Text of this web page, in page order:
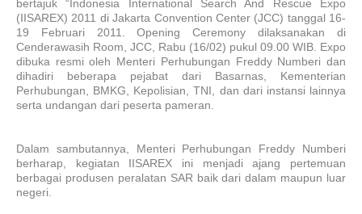
bertajuk “Indonesia International Search And Rescue Expo
(IISAREX) 2011 di Jakarta Convention Center (JCC) tanggal 16-
19 Februari 2011. Opening Ceremony dilaksanakan di
Cenderawasih Room, JCC, Rabu (16/02) pukul 09.00 WIB. Expo
dibuka resmi oleh Menteri Perhubungan Freddy Numberi dan
dihadiri beberapa pejabat dari Basarnas, Kementerian
Perhubungan, BMKG, Kepolisian, TNI, dan dari instansi lainnya
serta undangan dari peserta pameran.
Dalam sambutannya, Menteri Perhubungan Freddy Numberi
berharap, kegiatan IISAREX ini menjadi ajang pertemuan
berbagai produsen peralatan SAR baik dari dalam maupun luar
negeri.